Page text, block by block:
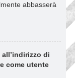
abbasserà
di
come utente